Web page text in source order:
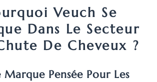
Veuch Se
Dans Le Secteur
De Cheveux ?
Marque Pensée Pour Les